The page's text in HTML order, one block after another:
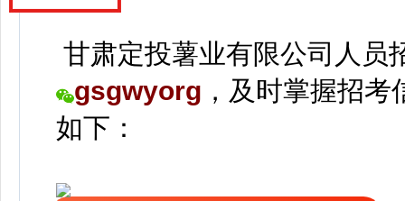
甘肃定投薯业有限公司人员
gsgwyorg ， 及时掌握招考
如下：